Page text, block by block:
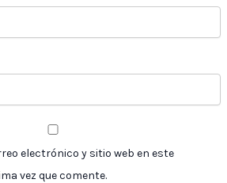
electrónico y sitio web en este
vez que comente.